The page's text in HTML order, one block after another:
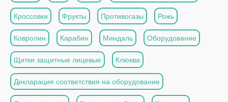
Кроссовки Фрукты Противогазы Рожь
Ковролин Карабин Миндаль Оборудование
Щитки защитные лицевые Клюква
Декларация соответствия на оборудование